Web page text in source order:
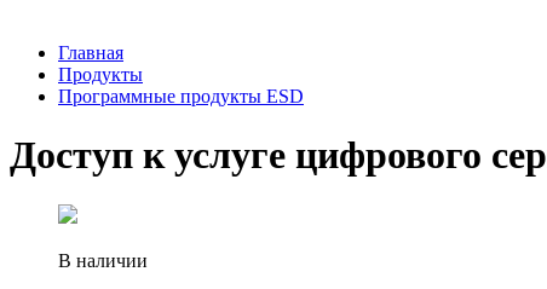
Главная
Продукты
Программные продукты ESD
Доступ к услуге цифрового
В наличии